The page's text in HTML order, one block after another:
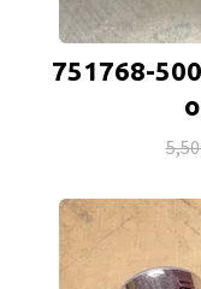
751768-